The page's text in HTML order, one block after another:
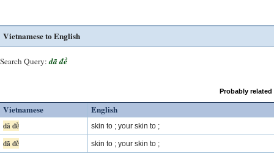
Vietnamese to English
Search Query: dã đề
Probably
Vietnamese English
dã đề skin to ; your skin to ;
dã đề skin to ; your skin to ;